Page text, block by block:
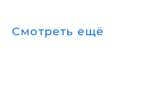
Смотреть ещё